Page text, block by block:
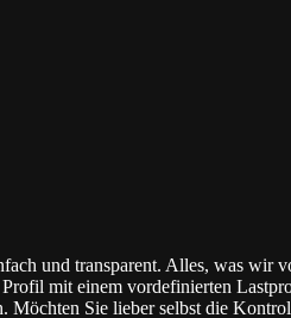
und transparent. Alles, was wir
mit einem vordefinierten
Sie lieber selbst die